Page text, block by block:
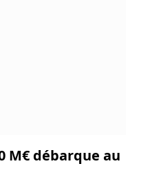
M€ débarque au